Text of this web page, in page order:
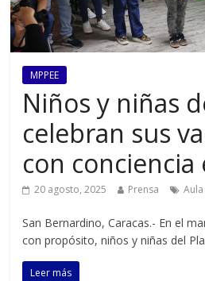
MPPEE
Niños y niñas
celebran sus
con conciencia
20 agosto, 2025 Prensa Aula
San Bernardino, Caracas.- En el
con propósito, niños y niñas del
Leer más